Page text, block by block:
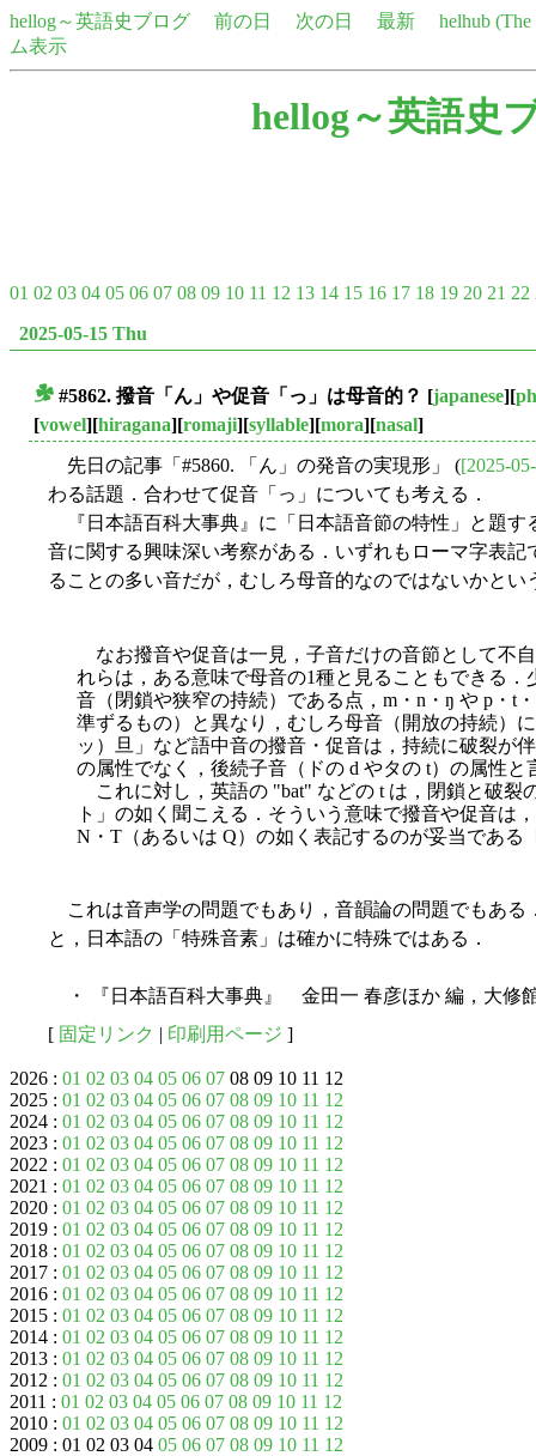
hellog～英語史ブログ 前の日 次の日 最新
helhub
ム表示
hellog～英語史
01 02 03 04 05 06 07 08 09 10 11 12 13 14 15 16 17 18 19 20 21 22
2025-05-15 Thu
#5862. 撥音「ん」や促音「っ」は母音的？ [japanese][
[vowel][hiragana][romaji][syllable][mora][nasal]
先日の記事「#5860. 「ん」の発音の実現形」 ([2025-
わる話題．合わせて促音「っ」についても考える．
『日本語百科大事典』に「日本語音節の特性」と題す
音に関する興味深い考察がある．いずれもローマ字表
ることの多い音だが，むしろ母音的なのではないかとい
なお撥音や促音は一見，子音だけの音節として不
れらは，ある意味で母音の1種と見ることもできる
音（閉鎖や狭窄の持続）である点，m・n・ŋ や p・t
準ずるもの）と異なり，むしろ母音（開放の持続）
ッ）旦」など語中音の撥音・促音は，持続に破裂が
の属性でなく，後続子音（ドの d やタの t）の属性と
これに対し，英語の "bat" などの t は，閉鎖と破裂
ト」の如く聞こえる．そういう意味で撥音や促音は
N・T（あるいは Q）の如く表記するのが妥当であ
これは音声学の問題でもあり，音韻論の問題でもある
と，日本語の「特殊音素」は確かに特殊ではある．
・ 『日本語百科大事典』 金田一 春彦ほか 編，大修
[ 固定リンク | 印刷用ページ ]
2026 : 01 02 03 04 05 06 07 08 09 10 11 12
2025 : 01 02 03 04 05 06 07 08 09 10 11 12
2024 : 01 02 03 04 05 06 07 08 09 10 11 12
2023 : 01 02 03 04 05 06 07 08 09 10 11 12
2022 : 01 02 03 04 05 06 07 08 09 10 11 12
2021 : 01 02 03 04 05 06 07 08 09 10 11 12
2020 : 01 02 03 04 05 06 07 08 09 10 11 12
2019 : 01 02 03 04 05 06 07 08 09 10 11 12
2018 : 01 02 03 04 05 06 07 08 09 10 11 12
2017 : 01 02 03 04 05 06 07 08 09 10 11 12
2016 : 01 02 03 04 05 06 07 08 09 10 11 12
2015 : 01 02 03 04 05 06 07 08 09 10 11 12
2014 : 01 02 03 04 05 06 07 08 09 10 11 12
2013 : 01 02 03 04 05 06 07 08 09 10 11 12
2012 : 01 02 03 04 05 06 07 08 09 10 11 12
2011 : 01 02 03 04 05 06 07 08 09 10 11 12
2010 : 01 02 03 04 05 06 07 08 09 10 11 12
2009 : 01 02 03 04 05 06 07 08 09 10 11 12